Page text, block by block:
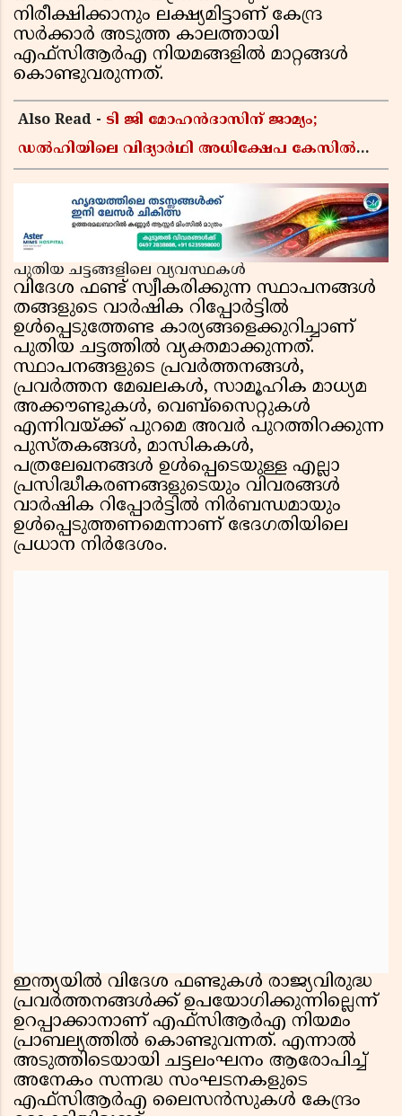
നിരീക്ഷിക്കാനും ലക്ഷ്യമിട്ടാണ് കേന്ദ്ര
സർക്കാർ അടുത്ത കാലത്തായി
എഫ്സിആർഎ നിയമങ്ങളിൽ മാറ്റങ്ങൾ
കൊണ്ടുവരുന്നത്.
Also Read - ടി ജി മോഹൻദാസിന് ജാമ്യം;
ഡൽഹിയിലെ വിദ്യാർഥി അധിക്ഷേപ കേസിൽ
കോടതി
പുതിയ ചട്ടങ്ങളിലെ വ്യവസ്ഥകൾ
വിദേശ ഫണ്ട് സ്വീകരിക്കുന്ന സ്ഥാപനങ്ങൾ
തങ്ങളുടെ വാർഷിക റിപ്പോർട്ടിൽ
ഉൾപ്പെടുത്തേണ്ട കാര്യങ്ങളെക്കുറിച്ചാണ്
പുതിയ ചട്ടത്തിൽ വ്യക്തമാക്കുന്നത്.
സ്ഥാപനങ്ങളുടെ പ്രവർത്തനങ്ങൾ,
പ്രവർത്തന മേഖലകൾ, സാമൂഹിക മാധ്യമ
അക്കൗണ്ടുകൾ, വെബ്സൈറ്റുകൾ
എന്നിവയ്ക്ക് പുറമെ അവർ പുറത്തിറക്കുന്ന
പുസ്തകങ്ങൾ, മാസികകൾ,
പത്രലേഖനങ്ങൾ ഉൾപ്പെടെയുള്ള എല്ലാ
പ്രസിദ്ധീകരണങ്ങളുടെയും വിവരങ്ങൾ
വാർഷിക റിപ്പോർട്ടിൽ നിർബന്ധമായും
ഉൾപ്പെടുത്തണമെന്നാണ് ഭേദഗതിയിലെ
പ്രധാന നിർദേശം.
ഇന്ത്യയിൽ വിദേശ ഫണ്ടുകൾ രാജ്യവിരുദ്ധ
പ്രവർത്തനങ്ങൾക്ക് ഉപയോഗിക്കുന്നില്ലെന്ന്
ഉറപ്പാക്കാനാണ് എഫ്സിആർഎ നിയമം
പ്രാബല്യത്തിൽ കൊണ്ടുവന്നത്. എന്നാൽ
അടുത്തിടെയായി ചട്ടലംഘനം ആരോപിച്ച്
അനേകം സന്നദ്ധ സംഘടനകളുടെ
എഫ്സിആർഎ ലൈസൻസുകൾ കേന്ദ്രം